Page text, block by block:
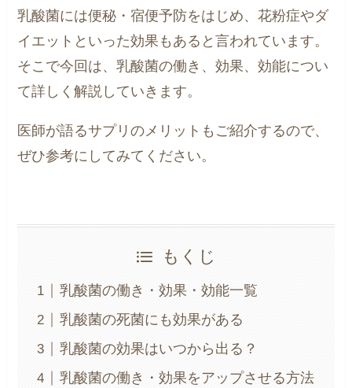
乳酸菌には便秘・宿便予防をはじめ、花粉症やダ
イエットといった効果もあると言われています。
そこで今回は、乳酸菌の働き、効果、効能につい
て詳しく解説していきます。
医師が語るサプリのメリットもご紹介するので、
ぜひ参考にしてみてください。
もくじ
乳酸菌の働き・効果・効能一覧
乳酸菌の死菌にも効果がある
乳酸菌の効果はいつから出る？
乳酸菌の働き・効果をアップさせる方法